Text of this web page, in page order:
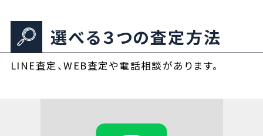
選べる３つの査定方法
LINE査定、WEB査定や電話相談があります。